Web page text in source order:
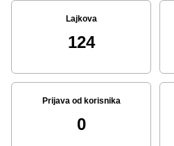
Lajkova
124
Prijava od korisnika
0